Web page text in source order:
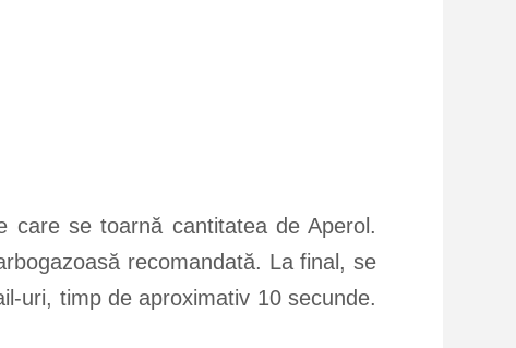
care se toarnă cantitatea de Aperol.
recomandată. La final, se
uri, timp de aproximativ 10 secunde.